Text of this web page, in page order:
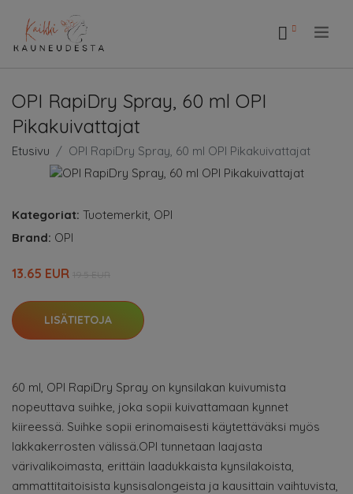
OPI RapiDry Spray, 60 ml OPI
Pikakuivattajat
Etusivu OPI RapiDry Spray, 60 ml OPI Pikakuivattajat
Kategoriat: Tuotemerkit OPI
Brand: OPI
13.65 EUR
LISÄTIETOJA
60 ml, OPI RapiDry Spray on kynsilakan kuivumista
nopeuttava suihke, joka sopii kuivattamaan kynnet
kiireessä. Suihke sopii erinomaisesti käytettäväksi myös
lakkakerrosten välissä.OPI tunnetaan laajasta
värivalikoimasta, erittäin laadukkaista kynsilakoista,
ammattitaitoisista kynsisalongeista ja kausittain vaihtuvista,